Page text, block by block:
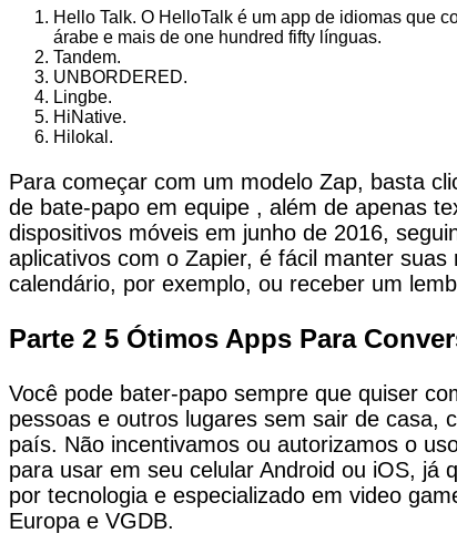
Hello Talk. O HelloTalk é um app de idiomas que
árabe e mais de one hundred fifty línguas.
Tandem.
UNBORDERED.
Lingbe.
HiNative.
Hilokal.
Para começar com um modelo Zap, basta
de bate-papo em equipe , além de apenas
dispositivos móveis em junho de 2016,
aplicativos com o Zapier, é fácil manter
calendário, por exemplo, ou receber um
Parte 2 5 Ótimos Apps Para
Você pode bater-papo sempre que quiser
pessoas e outros lugares sem sair de casa,
país. Não incentivamos ou autorizamos o
para usar em seu celular Android ou iOS, já
por tecnologia e especializado em video
Europa e VGDB.